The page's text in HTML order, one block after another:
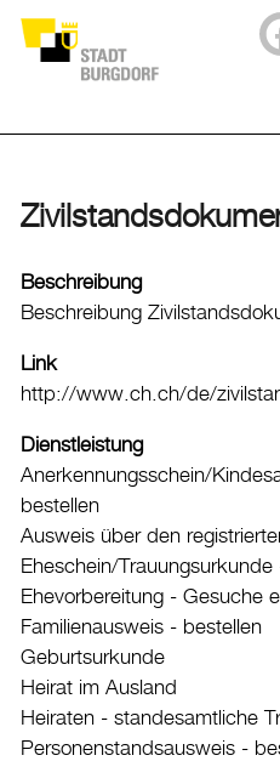
Abfall
Ausländerinnen und
Sport
Gesundheit, Alter und
Kinder, Jugendliche und
Kultur
Auto & Parkieren
Persönliches
Planen und Bauen
Sicherheit
Beschreibung
Beschreibung
Link
http://www.ch.ch/de/
Dienstleistung
Anerkennungsschein/
bestellen
Ausweis über den
Eheschein/
Ehevorbereitung - Gesuche
Familienausweis - bestellen
Geburtsurkunde
Heirat im Ausland
Heiraten - standesamtliche
Personenstandsausweis -